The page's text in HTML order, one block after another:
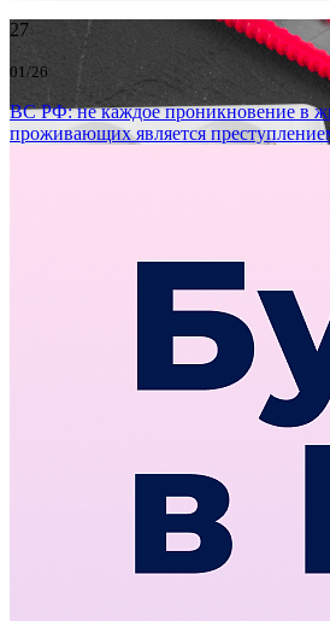
27
01/26
ВС РФ: не каждое проникновение в
проживающих является